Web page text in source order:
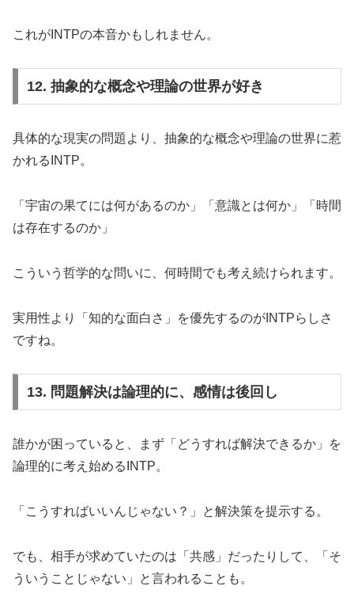
これがINTPの本音かもしれません。
12. 抽象的な概念や理論の世界が好き
具体的な現実の問題より、抽象的な概念や理論の世界に惹
かれるINTP。
「宇宙の果てには何があるのか」「意識とは何か」「時間
は存在するのか」
こういう哲学的な問いに、何時間でも考え続けられます。
実用性より「知的な面白さ」を優先するのがINTPらしさ
ですね。
13. 問題解決は論理的に、感情は後回し
誰かが困っていると、まず「どうすれば解決できるか」を
論理的に考え始めるINTP。
「こうすればいいんじゃない？」と解決策を提示する。
でも、相手が求めていたのは「共感」だったりして、「そ
ういうことじゃない」と言われることも。